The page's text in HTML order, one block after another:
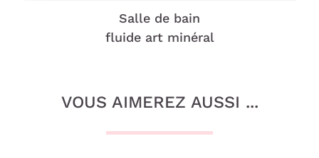
Salle de bain
fluide art minéral
VOUS AIMEREZ AUSSI ...